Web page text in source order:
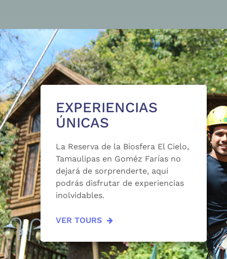
EXPERIENCIAS
ÚNICAS
La Reserva de la Biosfera El Cielo,
Tamaulipas en Goméz Farías no
dejará de sorprenderte, aquí
podrás disfrutar de experiencias
inolvidables.
VER TOURS